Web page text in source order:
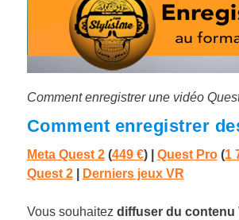
Comment enregistrer une vidéo
Comment enregistrer
Meta Quest 2(449 €) | Quest Pro(1
Quest 2
Derniers jeux VR
Vous souhaitez diffuser du contenu